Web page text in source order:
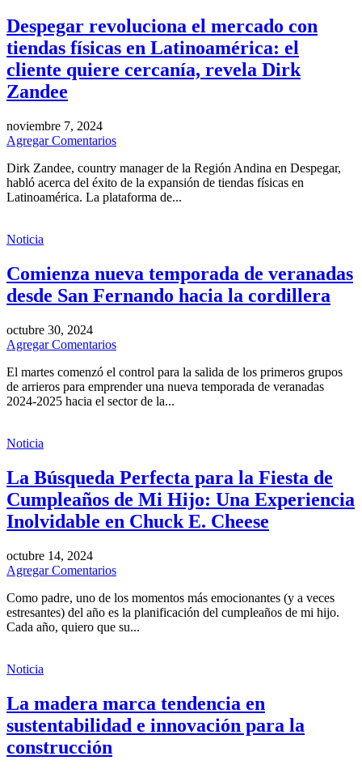
Despegar revoluciona el mercado con
tiendas físicas en Latinoamérica: el
cliente quiere cercanía, revela Dirk
Zandee
noviembre 7, 2024
Agregar Comentarios
Dirk Zandee, country manager de la Región Andina en Despegar,
habló acerca del éxito de la expansión de tiendas físicas en
Latinoamérica. La plataforma de...
Noticia
Comienza nueva temporada de veranadas
desde San Fernando hacia la cordillera
octubre 30, 2024
Agregar Comentarios
El martes comenzó el control para la salida de los primeros grupos
de arrieros para emprender una nueva temporada de veranadas
2024-2025 hacia el sector de la...
Noticia
La Búsqueda Perfecta para la Fiesta de
Cumpleaños de Mi Hijo: Una Experiencia
Inolvidable en Chuck E. Cheese
octubre 14, 2024
Agregar Comentarios
Como padre, uno de los momentos más emocionantes (y a veces
estresantes) del año es la planificación del cumpleaños de mi hijo.
Cada año, quiero que su...
Noticia
La madera marca tendencia en
sustentabilidad e innovación para la
construcción